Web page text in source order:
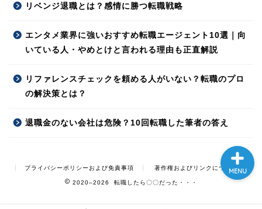
リベンジ退職とは？感情に勝つ転職戦略
エンタメ業界に強いおすすめ転職エージェント10選｜向
いている人・やめとけと言われる理由も正直解説
リファレンスチェックを頼める人がいない？転職のプロ
の解決策とは？
退職金のない会社は危険？10回転職した筆者の答え
プライバシーポリシーおよび免責事項 著作権およびリンクについて
2020–2026 転職したら〇〇だった・・・
MENU
ホーム
プロフィール